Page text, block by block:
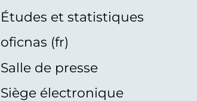
Études et statistiques
oficnas (fr)
Salle de presse
Siège électronique